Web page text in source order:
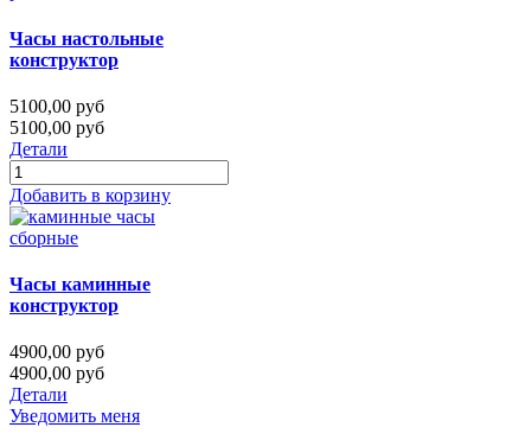
Часы настольные
конструктор
5100,00 руб
5100,00 руб
Детали
Добавить в корзину
Часы каминные
конструктор
4900,00 руб
4900,00 руб
Детали
Уведомить меня